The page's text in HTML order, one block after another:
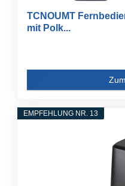
TCNOUMT
mit Polk...
EMPFEHLUNG NR. 13